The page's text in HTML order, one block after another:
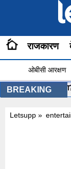
राजकारण
ओबीसी आरक्षण
BREAKING
”योग सुरू आहे ना?”,
Letsupp »